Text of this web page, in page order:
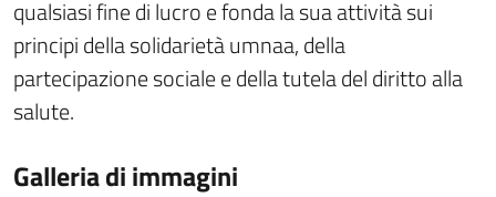
qualsiasi fine di lucro e fonda la sua attività sui
principi della solidarietà umnaa, della
partecipazione sociale e della tutela del diritto alla
salute.
Galleria di immagini